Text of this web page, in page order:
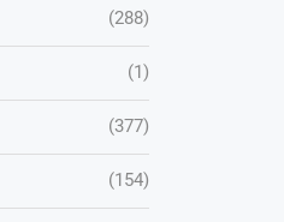
(288)
(1)
(377)
(154)